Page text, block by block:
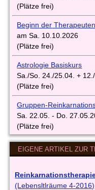
(Plätze frei)
Beginn der
am Sa. 10.10.2026
(Plätze frei)
Astrologie Basiskurs
Sa./So. 24./25.04. +
(Plätze frei)
Gruppen-
Sa. 22.05. - Do.
(Plätze frei)
EIGENE ARTIKEL ZUR
(Lebensltlräume 4-2016)